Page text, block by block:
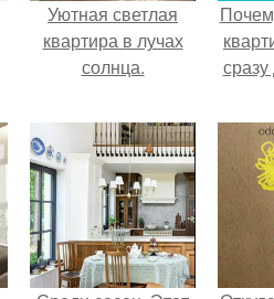
Уютная светлая
квартира в лучах
солнца.